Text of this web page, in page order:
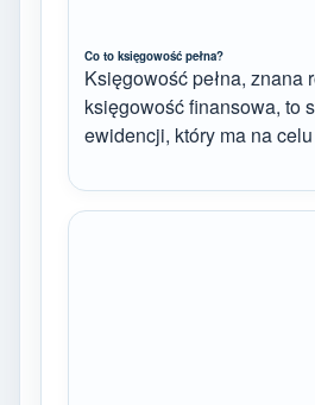
Co to księgowość pełna?
Księgowość pełna, znana
księgowość finansowa, to
ewidencji, który ma na